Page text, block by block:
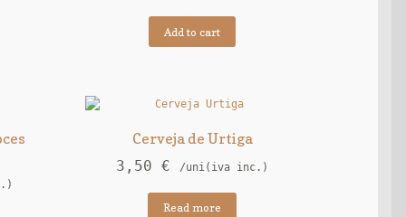
Add to cart
Cerveja de Urtiga
3,50€ /uni(iva inc.)
Read more